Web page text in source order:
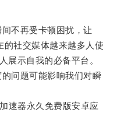
不再受卡顿困扰，让
的社交媒体越来越多人使
展示自我的必备平台。
问题可能影响我们对瞬
器永久免费版安卓应